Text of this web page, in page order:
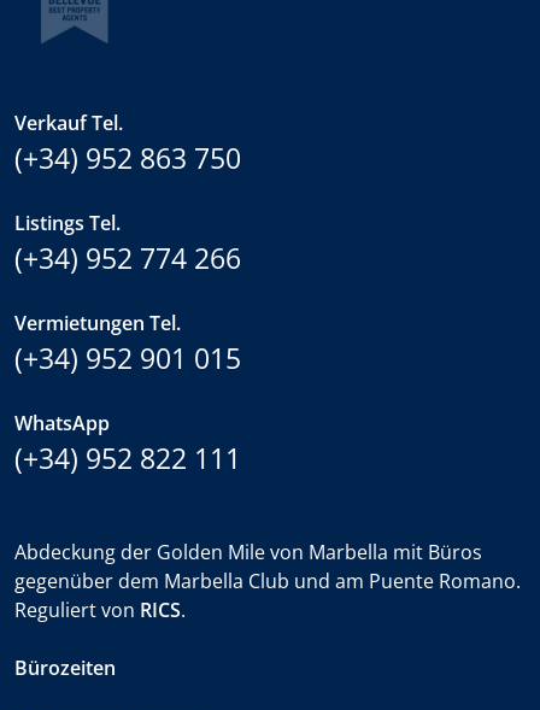
Verkauf Tel.
(+34) 952 863 750
Listings Tel.
(+34) 952 774 266
Vermietungen Tel.
(+34) 952 901 015
WhatsApp
(+34) 952 822 111
Abdeckung der Golden Mile von Marbella mit Büros
gegenüber dem Marbella Club und am Puente Romano.
Reguliert von RICS.
Bürozeiten